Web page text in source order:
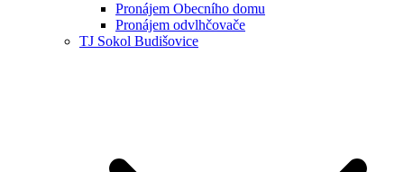
Pronájem Obecního domu
Pronájem odvlhčovače
TJ Sokol Budišovice